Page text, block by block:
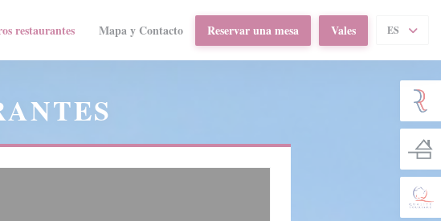
restaurantes ((abre en una nueva ventana))
Mapa y Contacto Reservar una mesa Vales ES